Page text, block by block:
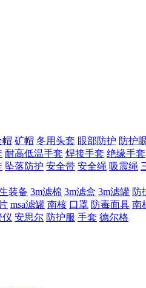
帽 矿帽 冬用头套 眼部防护 防护
耐高低温手套 焊接手套 绝缘手套
坠落防护 安全带 安全绳 吸震绳
装备 3m滤棉 3m滤盒 3m滤罐 防
msa滤罐 南核 口罩 防毒面具 南
仪 安思尔 防护服 手套 德尔格